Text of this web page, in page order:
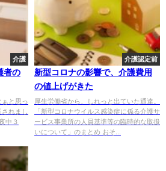
介護
者の
と思っ
れまし
中３
介護認定前
新型コロナの影響で、介護費用
の値上げがきた
厚生労働省から、しれっと出ていた通達。
「新型コロナウイルス感染症に係る介護サ
ービス事業所の人員基準等の臨時的な取扱
いについて」のまとめ おそ...